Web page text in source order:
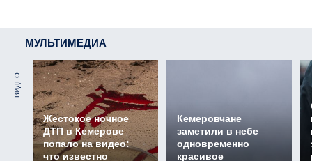
МУЛЬТИМЕДИА
ВИДЕО
Жестокое ночное
ДТП в Кемерове
попало на видео:
что известно
Кемеровчане
заметили в небе
одновременно
красивое